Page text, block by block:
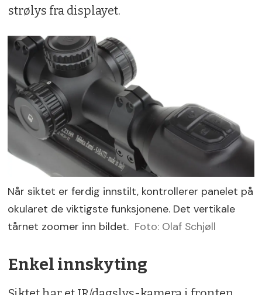
strølys fra displayet.
Når siktet er ferdig innstilt, kontrollerer panelet på
okularet de viktigste funksjonene. Det vertikale
tårnet zoomer inn bildet. Foto: Olaf Schjøll
Enkel innskyting